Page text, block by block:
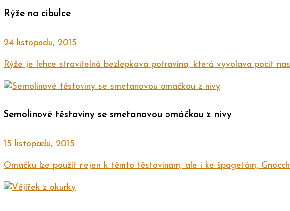
Rýže na cibulce
24 listopadu, 2015
Rýže je lehce stravitelná bezlepková potravina, která vyvolává pocit
Semolinové těstoviny se smetanovou omáčkou z nivy
15 listopadu, 2015
Omáčku lze použít nejen k těmto těstovinám, ale i ke špagetám,